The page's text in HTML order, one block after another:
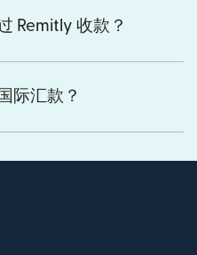
Remitly 收款？
际汇款？